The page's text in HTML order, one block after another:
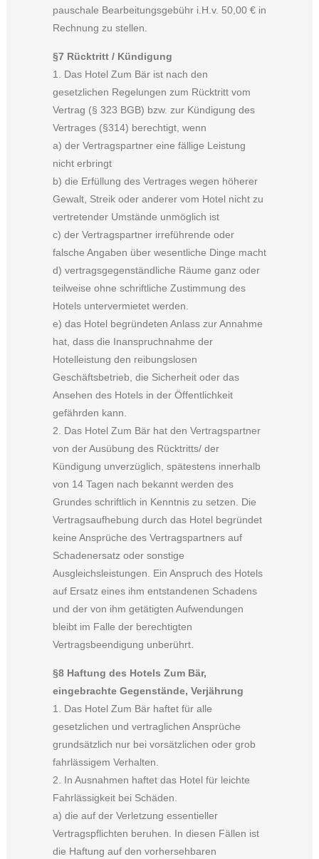
pauschale Bearbeitungsgebühr i.H.v. 50,00 € in
Rechnung zu stellen.
§7 Rücktritt / Kündigung
1. Das Hotel Zum Bär ist nach den
gesetzlichen Regelungen zum Rücktritt vom
Vertrag (§ 323 BGB) bzw. zur Kündigung des
Vertrages (§314) berechtigt, wenn
a) der Vertragspartner eine fällige Leistung
nicht erbringt
b) die Erfüllung des Vertrages wegen höherer
Gewalt, Streik oder anderer vom Hotel nicht zu
vertretender Umstände unmöglich ist
c) der Vertragspartner irreführende oder
falsche Angaben über wesentliche Dinge macht
d) vertragsgegenständliche Räume ganz oder
teilweise ohne schriftliche Zustimmung des
Hotels untervermietet werden.
e) das Hotel begründeten Anlass zur Annahme
hat, dass die Inanspruchnahme der
Hotelleistung den reibungslosen
Geschäftsbetrieb, die Sicherheit oder das
Ansehen des Hotels in der Öffentlichkeit
gefährden kann.
2. Das Hotel Zum Bär hat den Vertragspartner
von der Ausübung des Rücktritts/ der
Kündigung unverzüglich, spätestens innerhalb
von 14 Tagen nach bekannt werden des
Grundes schriftlich in Kenntnis zu setzen. Die
Vertragsaufhebung durch das Hotel begründet
keine Ansprüche des Vertragspartners auf
Schadenersatz oder sonstige
Ausgleichsleistungen. Ein Anspruch des Hotels
auf Ersatz eines ihm entstandenen Schadens
und der von ihm getätigten Aufwendungen
bleibt im Falle der berechtigten
Vertragsbeendigung unberührt.
§8 Haftung des Hotels Zum Bär,
eingebrachte Gegenstände, Verjährung
1. Das Hotel Zum Bär haftet für alle
gesetzlichen und vertraglichen Ansprüche
grundsätzlich nur bei vorsätzlichen oder grob
fahrlässigem Verhalten.
2. In Ausnahmen haftet das Hotel für leichte
Fahrlässigkeit bei Schäden.
a) die auf der Verletzung essentieller
Vertragspflichten beruhen. In diesen Fällen ist
die Haftung auf den vorhersehbaren